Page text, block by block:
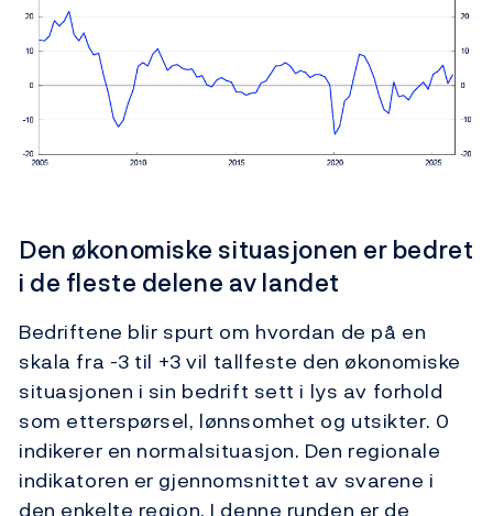
Den økonomiske situasjonen er bedret
i de fleste delene av landet
Bedriftene blir spurt om hvordan de på en
skala fra -3 til +3 vil tallfeste den økonomiske
situasjonen i sin bedrift sett i lys av forhold
som etterspørsel, lønnsomhet og utsikter. 0
indikerer en normalsituasjon. Den regionale
indikatoren er gjennomsnittet av svarene i